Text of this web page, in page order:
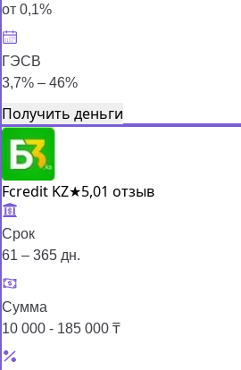
от 0,1%
ГЭСВ
3,7% – 46%
Получить деньги
Fcredit KZ★5,01 отзыв
Срок
61 – 365 дн.
Сумма
10 000 - 185 000 ₸